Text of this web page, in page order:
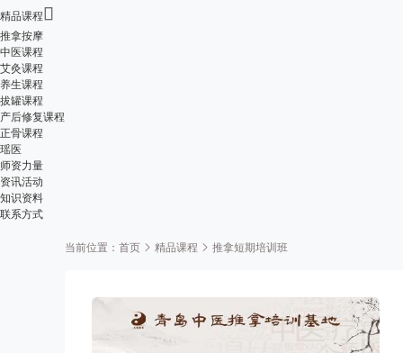
精品课程
推拿按摩
中医课程
艾灸课程
养生课程
拔罐课程
产后修复课程
正骨课程
瑶医
师资力量
资讯活动
知识资料
联系方式
当前位置： 首页 精品课程 推拿短期培训班